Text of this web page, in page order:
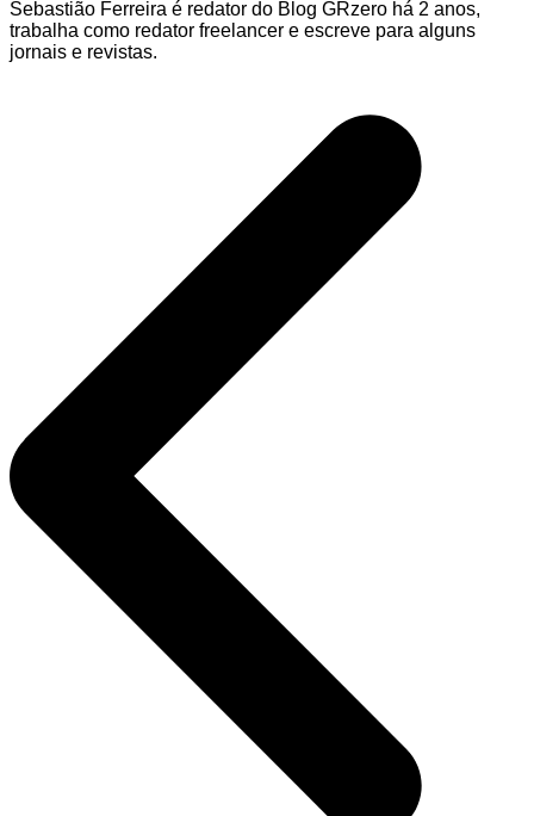
Sebastião Ferreira é redator do Blog GRzero há 2 anos,
trabalha como redator freelancer e escreve para alguns
jornais e revistas.